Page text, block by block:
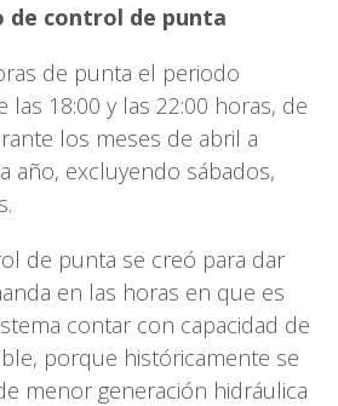
de control de punta
de punta el periodo
18:00 y las 22:00 horas, de
los meses de abril a
año, excluyendo sábados,
de punta se creó para dar
en las horas en que es
contar con capacidad de
porque históricamente se
menor generación hidráulica